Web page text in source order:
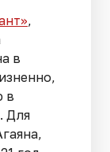
,
в
в
Для